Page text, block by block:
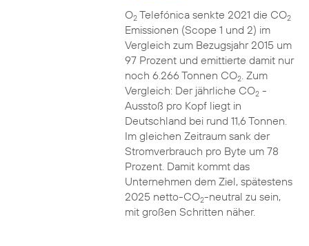
O2Telefónica senkte 2021 die CO2
Emissionen (Scope 1 und 2) im
Vergleich zum Bezugsjahr 2015 um
97 Prozent und emittierte damit nur
noch 6.266 Tonnen CO2. Zum
Vergleich: Der jährliche CO2-
Ausstoß pro Kopf liegt in
Deutschland bei rund 11,6 Tonnen.
Im gleichen Zeitraum sank der
Stromverbrauch pro Byte um 78
Prozent. Damit kommt das
Unternehmen dem Ziel, spätestens
2025 netto-CO2-neutral zu sein,
mit großen Schritten näher.